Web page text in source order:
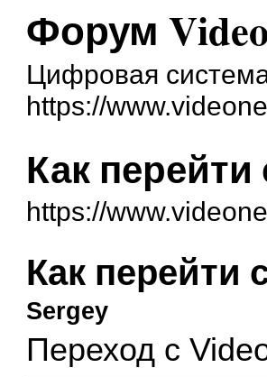
Форум
Цифровая
https://
Как перейти
https://
Как перейти
Sergey
Переход с